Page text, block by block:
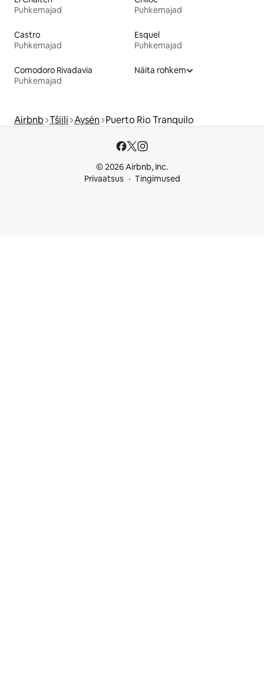
Puhkemajad
Puhkemajad
Castro
Puhkemajad
Esquel
Puhkemajad
Comodoro Rivadavia
Puhkemajad
Näita rohkem
Airbnb Tšiili Aysén Puerto Rio Tranquilo
© 2026 Airbnb, Inc.
Privaatsus
Tingimused